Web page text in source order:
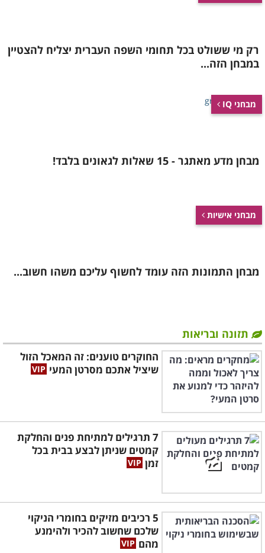
רק מי ששולט בכל תחומי השפה העברית יצליח להצטיין
במבחן הזה...
מבחני IQ
מבחן מדע מאתגר - 15 שאלות לגאונים בלבד!
מבחני אישיות
מבחן התמונות הזה עומד לחשוף עליכם משהו חשוב...
תזונה ובריאות
החוקרים טוענים: זה המאכל הזול
שיציל אתכם מסרטן המעי
7 תרגילים למתיחת פנים והחלקת
קמטים שניתן לבצע בבית בכל
זמן
5 רכיבים מזיקים בחומרי הניקוי
שלכם שחשוב להכיר ולהימנע
מהם